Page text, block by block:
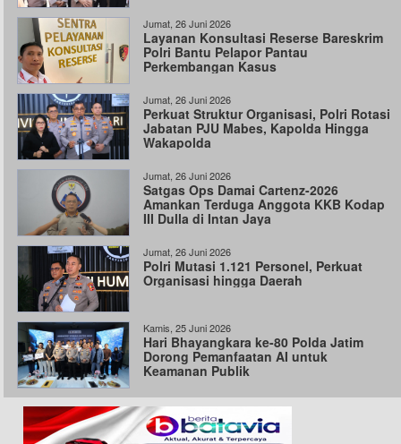
Jumat, 26 Juni 2026
Layanan Konsultasi Reserse Bareskrim
Polri Bantu Pelapor Pantau
Perkembangan Kasus
Jumat, 26 Juni 2026
Perkuat Struktur Organisasi, Polri Rotasi
Jabatan PJU Mabes, Kapolda Hingga
Wakapolda
Jumat, 26 Juni 2026
Satgas Ops Damai Cartenz-2026
Amankan Terduga Anggota KKB Kodap
III Dulla di Intan Jaya
Jumat, 26 Juni 2026
Polri Mutasi 1.121 Personel, Perkuat
Organisasi hingga Daerah
Kamis, 25 Juni 2026
Hari Bhayangkara ke-80 Polda Jatim
Dorong Pemanfaatan AI untuk
Keamanan Publik